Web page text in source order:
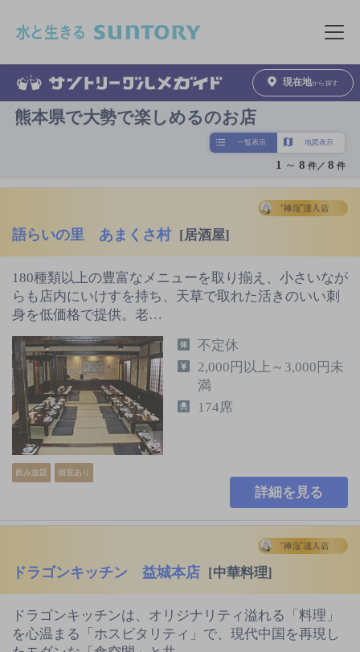
メニュ
現在地から探す
熊本県で大勢で楽しめるのお店
一覧表示 地図表示
1 ～ 8 件／8 件
語らいの里 あまくさ村 [居酒屋]
180種類以上の豊富なメニューを取り揃え、小さいなが
らも店内にいけすを持ち、天草で取れた活きのいい刺
身を低価格で提供。老…
飲み放題 個室あり
不定休
2,000円以上～3,000円未
満
174席
詳細を見る
ドラゴンキッチン 益城本店 [中華料理]
ドラゴンキッチンは、オリジナリティ溢れる「料理」
を心温まる「ホスピタリティ」で、現代中国を再現し